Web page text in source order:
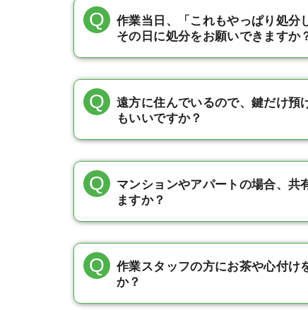
作業当日、「これもやっぱり処分
その日に処分をお願いできますか
遠方に住んでいるので、鍵だけ預
もいいですか？
マンションやアパートの場合、共
ますか？
作業スタッフの方にお茶や心付け
か？